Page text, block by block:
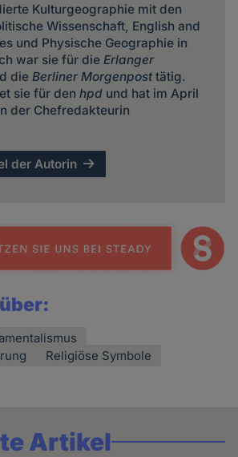
Kulturgeographie mit den
Wissenschaft, English and
und Physische Geographie in
war sie für die Erlanger
die Berliner Morgenposttätig.
sie für den hpdund hat im April
der Chefredakteurin
der Autorin
Religiöse Symbole
Artikel